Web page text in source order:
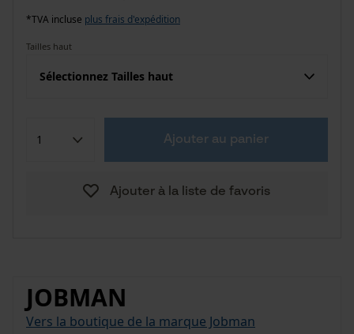
*TVA incluse plus frais d'expédition
Tailles haut
Sélectionnez Tailles haut
Ajouter au panier
Ajouter à la liste de favoris
JOBMAN
Vers la boutique de la marque Jobman